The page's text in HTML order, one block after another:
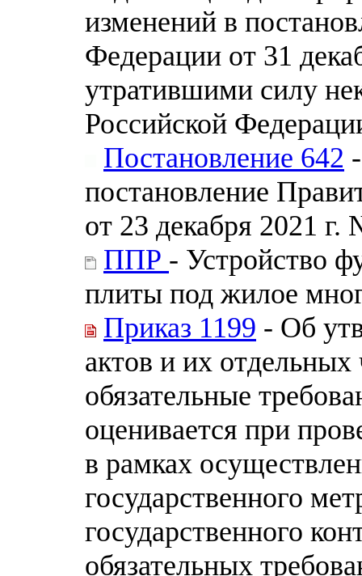
изменений в
Федерации от 31
утратившими силу
Российской
Постановление 642
постановление
от 23 декабря 2021 г.
ППР - Устройство
плиты под жилое
Приказ 1199 - Об
актов и их
обязательные
оценивается при
в рамках
государственного
государственного
обязательных